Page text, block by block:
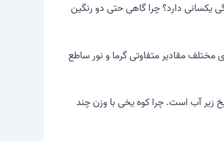
یکسانی دارد؟ چرا گاهی حتی دو رنگین
مقادیر متفاوتی گرما و نور ساطع
جنوبی شناور هستند. شما فقط نوک آن را می بینید زیرا حدود 90 درصد یک کوه یخ زیر آب است. چرا کوه یخی با وزن چند